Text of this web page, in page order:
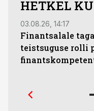
HETKEL
03.08.26, 14:17
Finantsalale
teistsuguse rolli